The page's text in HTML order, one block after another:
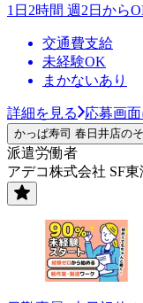
1日2時間 週2日から
交通費支給
未経験OK
まかないあり
詳細を見る 応募画
かっぱ寿司 春日井店の
派遣労働者
アデコ株式会社 SF